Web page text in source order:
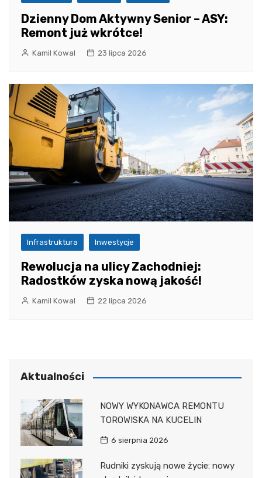
Dzienny Dom Aktywny Senior – ASY:
Remont już wkrótce!
Kamil Kowal 23 lipca 2026
Infrastruktura Inwestycje
Rewolucja na ulicy Zachodniej:
Radostków zyska nową jakość!
Kamil Kowal 22 lipca 2026
Aktualności
NOWY WYKONAWCA REMONTU
TOROWISKA NA KUCELIN
6 sierpnia 2026
Rudniki zyskują nowe życie: nowy